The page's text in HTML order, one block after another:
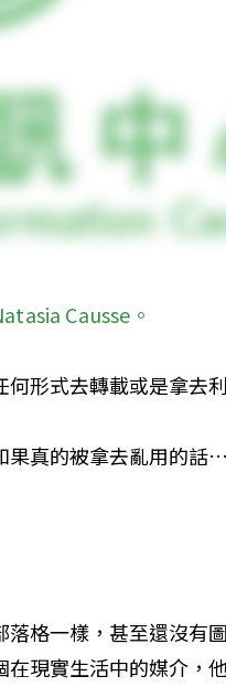
Causse 。
形式去轉載或是拿去
果真的被拿去亂用的
格一樣，甚至還沒有
現實生活中的媒介，